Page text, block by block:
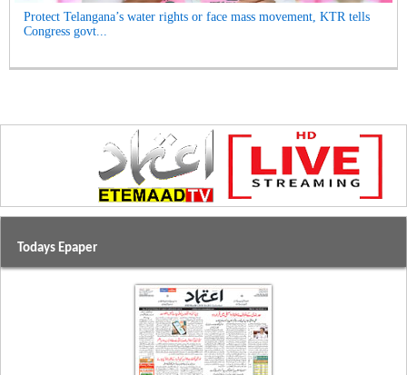
Protect Telangana’s water rights or face mass movement, KTR tells
Congress govt...
Todays Epaper